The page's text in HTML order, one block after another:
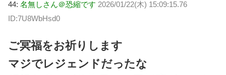
44: 名無しさん＠恐縮です 2026/01/22(木) 15:09:15.76
ID:7U8WbHsd0
ご冥福をお祈りします
マジでレジェンドだったな